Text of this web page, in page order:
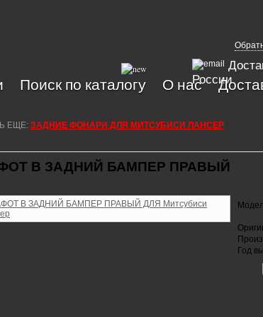
России
Поиск по каталогу О нас
ЕЩЕ: ЗАДНИЕ ФОНАРИ ДЛЯ МИТСУБИСИ ЛАНСЕР
В ЗАДНИЙ БАМПЕР ПРАВЫЙ
Год